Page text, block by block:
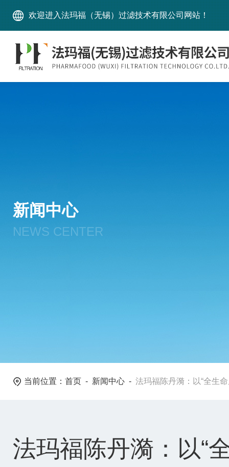
欢迎进入法玛福（无锡）过滤技术有限公司网站！
新闻中心
NEWS CENTER
当前位置： 首页 - 新闻中心 - 法玛福陈丹漪：以“全生
法玛福陈丹漪：以“